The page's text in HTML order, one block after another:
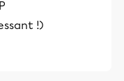
!)